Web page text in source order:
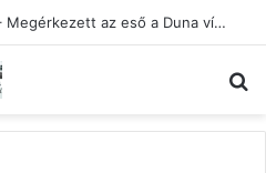
ETTŐL MÉG NEM ÁRAD – Megérkezett az eső a Duna vízgyűjtőjébe